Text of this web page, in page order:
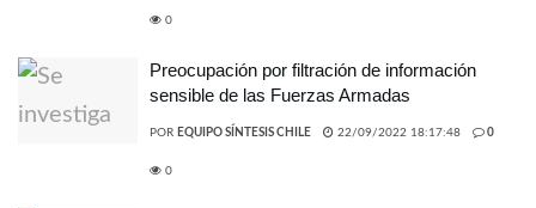
0
Preocupación por filtración de información
sensible de las Fuerzas Armadas
POR EQUIPO SÍNTESIS CHILE 22/09/2022 18:17:48 0
0